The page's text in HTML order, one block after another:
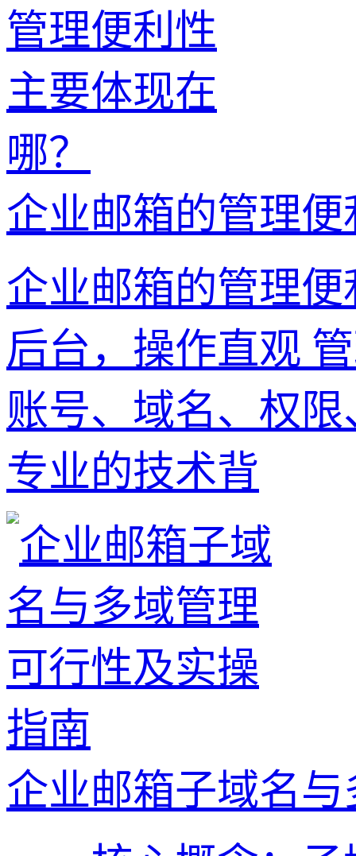
企业邮箱的管理
企业邮箱的管理
后台，操作直观
账号、域名、权
专业的技术背
企业邮箱子域名